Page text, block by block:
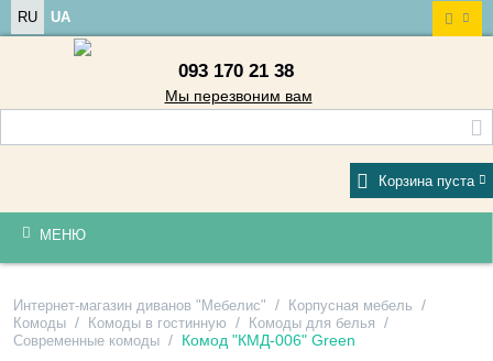
RU UA
093 170 21 38
Мы перезвоним вам
Корзина пуста
МЕНЮ
Интернет-магазин диванов "Мебелис" / Корпусная мебель /
Комоды / Комоды в гостинную / Комоды для белья /
Современные комоды / Комод "КМД-006" Green